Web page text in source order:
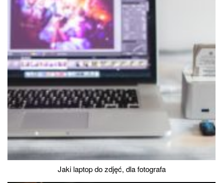
Jaki laptop do zdjęć, dla fotografa